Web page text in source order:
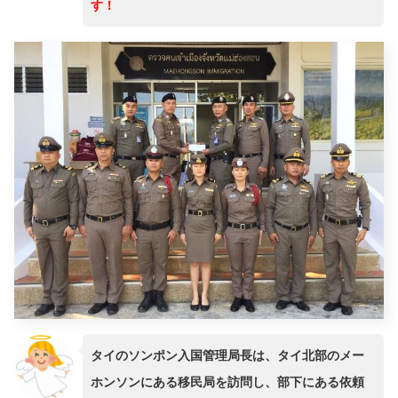
す！
タイのソンポン入国管理局長は、タイ北部のメー
ホンソンにある移民局を訪問し、部下にある依頼